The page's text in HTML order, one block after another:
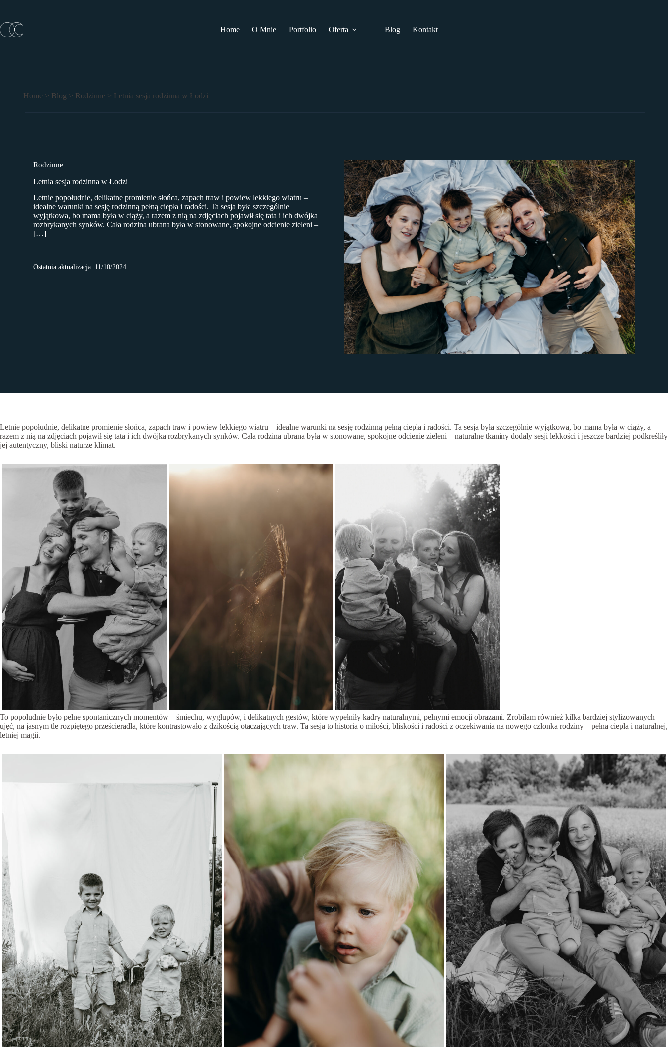
treści
Home
O Mnie Portfolio Oferta Blog Kontakt
Home > Blog > Rodzinne > Letnia sesja rodzinna w Łodzi
Rodzinne
Letnia sesja rodzinna w Łodzi
Letnie popołudnie, delikatne promienie słońca, zapach traw i powiew lekkiego wiatru –
idealne warunki na sesję rodzinną pełną ciepła i radości. Ta sesja była szczególnie
wyjątkowa, bo mama była w ciąży, a razem z nią na zdjęciach pojawił się tata i ich dwójka
rozbrykanych synków. Cała rodzina ubrana była w stonowane, spokojne odcienie zieleni –
[…]
Ostatnia aktualizacja: 11/10/2024
Letnie popołudnie, delikatne promienie słońca, zapach traw i powiew lekkiego wiatru – idealne warunki na sesję rodzinną pełną ciepła i radości. Ta sesja była szczególnie wyjątkowa, bo mama była w ciąży, a
razem z nią na zdjęciach pojawił się tata i ich dwójka rozbrykanych synków. Cała rodzina ubrana była w stonowane, spokojne odcienie zieleni – naturalne tkaniny dodały sesji lekkości i jeszcze bardziej podkreśliły
jej autentyczny, bliski naturze klimat.
To popołudnie było pełne spontanicznych momentów – śmiechu, wygłupów, i delikatnych gestów, które wypełniły kadry naturalnymi, pełnymi emocji obrazami. Zrobiłam również kilka bardziej stylizowanych
ujęć, na jasnym tle rozpiętego prześcieradła, które kontrastowało z dzikością otaczających traw. Ta sesja to historia o miłości, bliskości i radości z oczekiwania na nowego członka rodziny – pełna ciepła i naturalnej,
letniej magii.